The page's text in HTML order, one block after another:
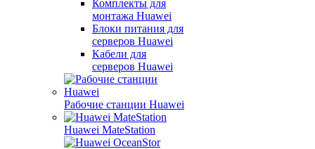
Комплекты для
монтажа Huawei
Блоки питания для
серверов Huawei
Кабели для
серверов Huawei
Рабочие станции Huawei
Huawei MateStation